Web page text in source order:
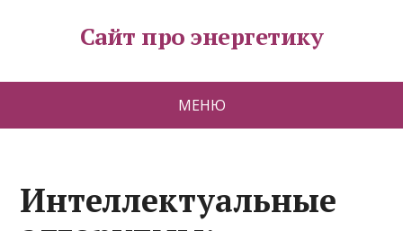
Сайт про энергетику
МЕНЮ
Интеллектуальные